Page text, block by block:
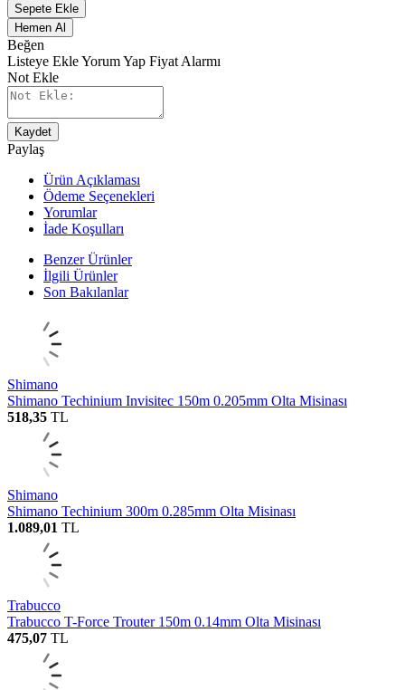
Sepete Ekle
Hemen Al
Beğen
Listeye EkleYorum Yap Fiyat Alarmı
Not Ekle
Kaydet
Paylaş
Ürün Açıklaması
Ödeme Seçenekleri
Yorumlar
İade Koşulları
Benzer Ürünler
İlgili Ürünler
Son Bakılanlar
Shimano
Shimano Techinium Invisitec 150m 0.205mm Olta Misinası
518,35 TL
Shimano
Shimano Techinium 300m 0.285mm Olta Misinası
1.089,01 TL
Trabucco
Trabucco T-Force Trouter 150m 0.14mm Olta Misinası
475,07 TL